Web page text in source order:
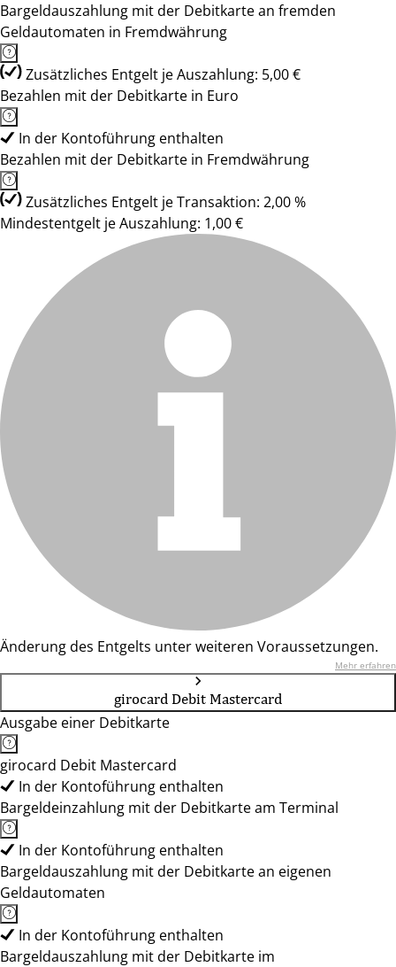
Bargeldauszahlung mit der Debitkarte an fremden
Geldautomaten in Fremdwährung
Zusätzliches Entgelt je Auszahlung: 5,00 €
Bezahlen mit der Debitkarte in Euro
In der Kontoführung enthalten
Bezahlen mit der Debitkarte in Fremdwährung
Zusätzliches Entgelt je Transaktion: 2,00 %
Mindestentgelt je Auszahlung: 1,00 €
Änderung des Entgelts unter weiteren Voraussetzungen.
Mehr erfahren
girocard Debit Mastercard
Ausgabe einer Debitkarte
girocard Debit Mastercard
In der Kontoführung enthalten
Bargeldeinzahlung mit der Debitkarte am Terminal
In der Kontoführung enthalten
Bargeldauszahlung mit der Debitkarte an eigenen
Geldautomaten
In der Kontoführung enthalten
Bargeldauszahlung mit der Debitkarte im